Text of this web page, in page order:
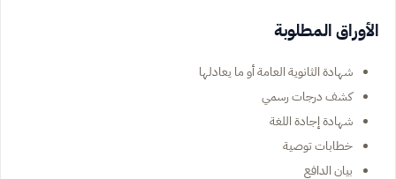
الأوراق المطلوبة
شهادة الثانوية العامة أو ما يعادلها
كشف درجات رسمي
شهادة إجادة اللغة
خطابات توصية
بيان الدافع